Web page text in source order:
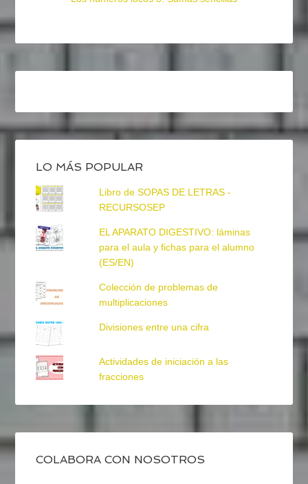
LO MÁS POPULAR
Libro de SOPAS DE LETRAS -
RECURSOSEP
EL APARATO DIGESTIVO: láminas
para el aula y fichas para el alumno
(ES/EN)
Colección de problemas de
multiplicaciones
Divisiones entre una cifra
Actividades de iniciación a las
fracciones
COLABORA CON NOSOTROS